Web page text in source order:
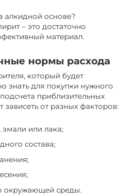
алкидной основе?
– это достаточно
материал.
нормы расхода
который будет
знать для покупки нужного
приблизительных
зависеть от разных факторов:
эмали или лака;
состава;
окружающей среды.